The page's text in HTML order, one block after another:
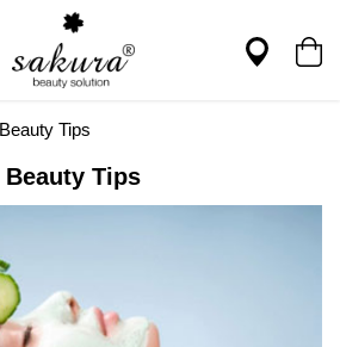
Beauty Tips
Beauty Tips